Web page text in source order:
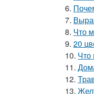
6.
7.
8. Что
9. 20
10. Что
11.
12.
13.